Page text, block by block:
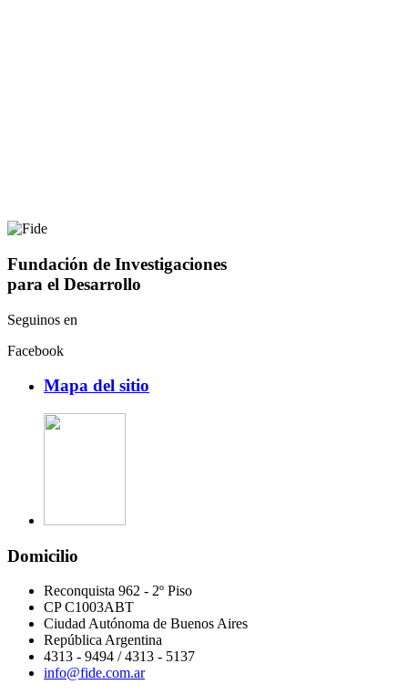
Fundación de Investigaciones
para el Desarrollo
Seguinos en
Facebook
Mapa del sitio
Domicilio
Reconquista 962 - 2º Piso
CP C1003ABT
Ciudad Autónoma de Buenos Aires
República Argentina
4313 - 9494 / 4313 - 5137
info@fide.com.ar